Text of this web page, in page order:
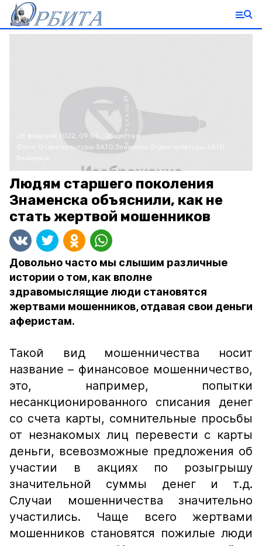
28 февраля 2022, 09:01
Общество
Отдел культуры ЗАТО Знаменск
Людям старшего поколения
Знаменска объяснили, как не
стать жертвой мошенников
Довольно часто мы слышим различные
истории о том, как вполне
здравомыслящие люди становятся
жертвами мошенников, отдавая свои деньги
аферистам.
Такой вид мошенничества носит
название – финансовое мошенничество,
это, например, попытки
несанкционированного списания денег
со счета карты, сомнительные просьбы
от незнакомых лиц перевести с карты
деньги, всевозможные предложения об
участии в акциях по розыгрышу
значительной суммы денег и т.д.
Случаи мошенничества значительно
участились. Чаще всего жертвами
мошенников становятся пожилые люди